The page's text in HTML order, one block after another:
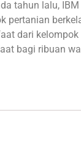
tahun lalu,
pertanian
dari
bagi ribuan